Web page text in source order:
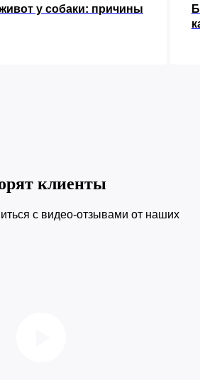
у собаки: причины
клиенты
с видео-отзывами от наших